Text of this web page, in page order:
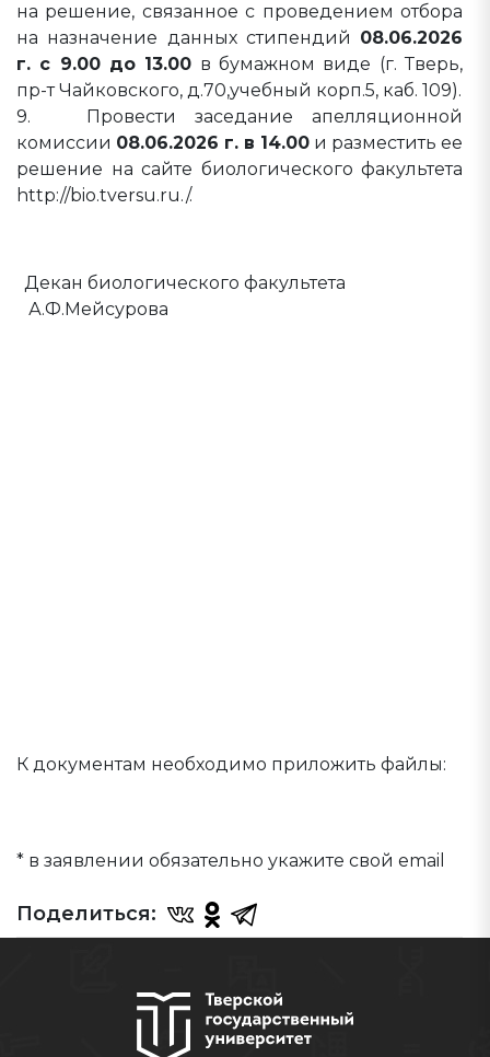
на решение, связанное с проведением отбора
на назначение данных стипендий 08.06.2026
г. с 9.00 до 13.00 в бумажном виде (г. Тверь,
пр-т Чайковского, д.70,учебный корп.5, каб. 109).
9. Провести заседание апелляционной
комиссии 08.06.2026 г. в 14.00 и разместить ее
решение на сайте биологического факультета
http://bio.tversu.ru./.
Декан биологического факультета
А.Ф.Мейсурова
К документам необходимо приложить файлы:
* в заявлении обязательно укажите свой email
Поделиться: